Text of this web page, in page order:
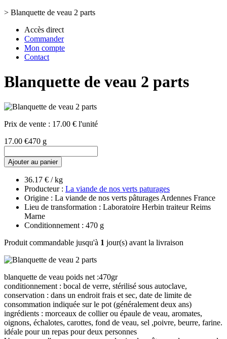
> Blanquette de veau 2 parts
Accès direct
Commander
Mon compte
Contact
Blanquette de veau 2 parts
Prix de vente : 17.00 € l'unité
17.00 €470 g
Ajouter au panier
36.17 € / kg
Producteur : La viande de nos verts paturages
Origine : La viande de nos verts pâturages Ardennes France
Lieu de transformation : Laboratoire Herbin traiteur Reims
Marne
Conditionnement : 470 g
Produit commandable jusqu'à 1 jour(s) avant la livraison
blanquette de veau poids net :470gr
conditionnement : bocal de verre, stérilisé sous autoclave,
conservation : dans un endroit frais et sec, date de limite de
consommation indiquée sur le pot (généralement deux ans)
ingrédients : morceaux de collier ou épaule de veau, aromates,
oignons, échalotes, carottes, fond de veau, sel ,poivre, beurre, farine.
idéale pour un repas pour deux personnes